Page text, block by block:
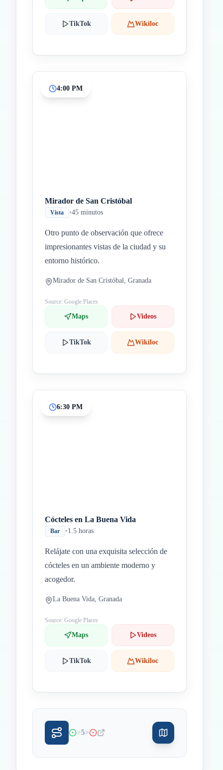
TikTok Wikiloc
4:00 PM
Mirador de San Cristóbal
Vista •45 minutos
Otro punto de observación que ofrece
impresionantes vistas de la ciudad y su
entorno histórico.
Mirador de San Cristóbal, Granada
Source: Google Places
Maps Videos
TikTok Wikiloc
6:30 PM
Cócteles en La Buena Vida
Bar •1.5 horas
Relájate con una exquisita selección de
cócteles en un ambiente moderno y
acogedor.
La Buena Vida, Granada
Source: Google Places
Maps Videos
TikTok Wikiloc
>5>